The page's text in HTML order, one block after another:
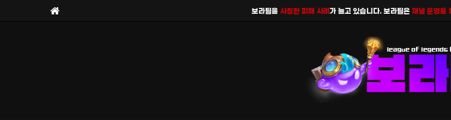
보라팀을사칭한 피해 사례가 늘고 있습니다. 보라팀은채널 운영을 하지